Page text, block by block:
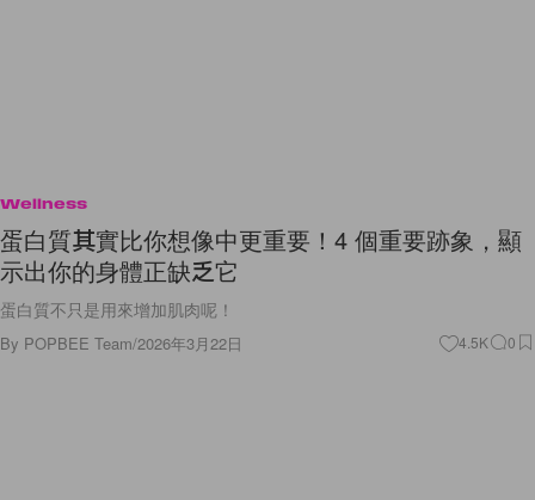
Wellness
蛋白質其實比你想像中更重要！4 個重要跡象，顯
示出你的身體正缺乏它
蛋白質不只是用來增加肌肉呢！
By POPBEE Team/2026年3月22日 4.5K 0